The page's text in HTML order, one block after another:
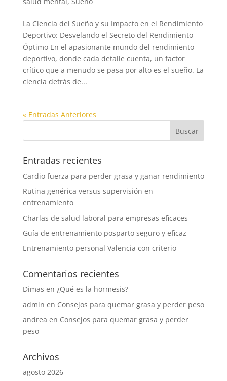
La Ciencia del Sueño y su Impacto en el Rendimiento
Deportivo: Desvelando el Secreto del Rendimiento
Óptimo En el apasionante mundo del rendimiento
deportivo, donde cada detalle cuenta, un factor
crítico que a menudo se pasa por alto es el sueño. La
ciencia detrás de...
« Entradas Anteriores
Entradas recientes
Cardio fuerza para perder grasa y ganar rendimiento
Rutina genérica versus supervisión en
entrenamiento
Charlas de salud laboral para empresas eficaces
Guía de entrenamiento posparto seguro y eficaz
Entrenamiento personal Valencia con criterio
Comentarios recientes
Dimas en ¿Qué es la hormesis?
admin en Consejos para quemar grasa y perder peso
andrea en Consejos para quemar grasa y perder
peso
Archivos
agosto 2026